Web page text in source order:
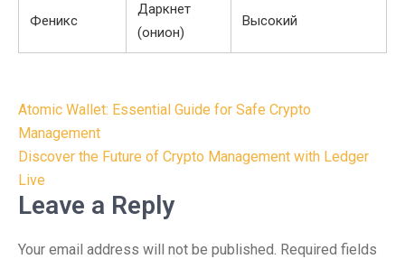
Феникс
Даркнет
(онион)
Высокий
Post
navigation
Atomic Wallet: Essential Guide for Safe Crypto
Management
Discover the Future of Crypto Management with Ledger
Live
Leave a Reply
Your email address will not be published. Required fields